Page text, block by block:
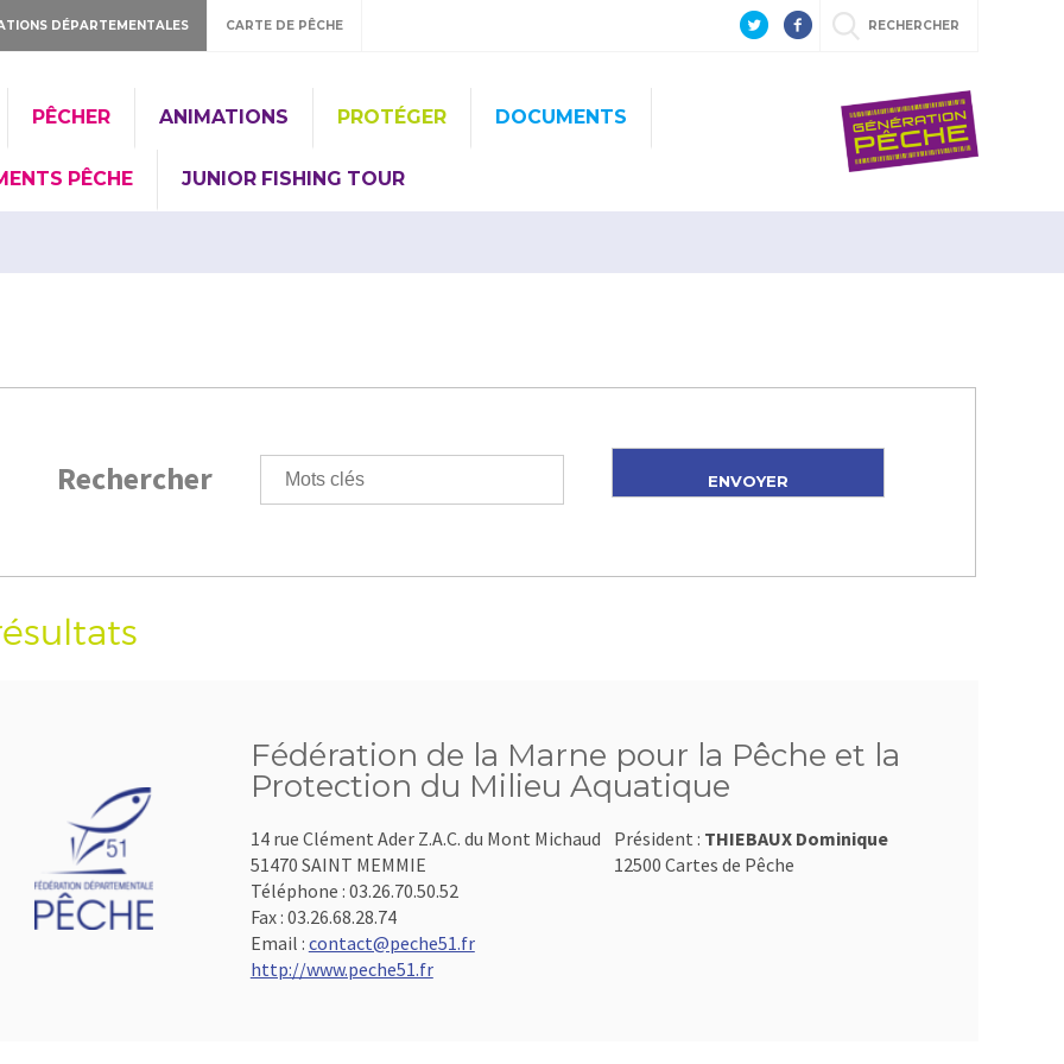
DÉPARTEMENTALES CARTE DE PÊCHE RECHERCHER
PÊCHER ANIMATIONS PROTÉGER DOCUMENTS
PÊCHE JUNIOR FISHING TOUR
Rechercher
Fédération de la Marne pour la Pêche et la
Protection du Milieu Aquatique
14 rue Clément Ader Z.A.C. du Mont Michaud
51470 SAINT MEMMIE
Téléphone : 03.26.70.50.52
Fax : 03.26.68.28.74
Email : contact@peche51.fr
http://www.peche51.fr
Président : THIEBAUX Dominique
12500 Cartes de Pêche